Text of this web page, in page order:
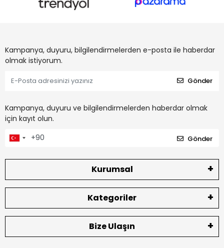
Kampanya, duyuru, bilgilendirmelerden e-posta ile haberdar
olmak istiyorum.
Gönder
Kampanya, duyuru ve bilgilendirmelerden haberdar olmak
için kayıt olun.
Gönder
Kurumsal
Kategoriler
Bize Ulaşın